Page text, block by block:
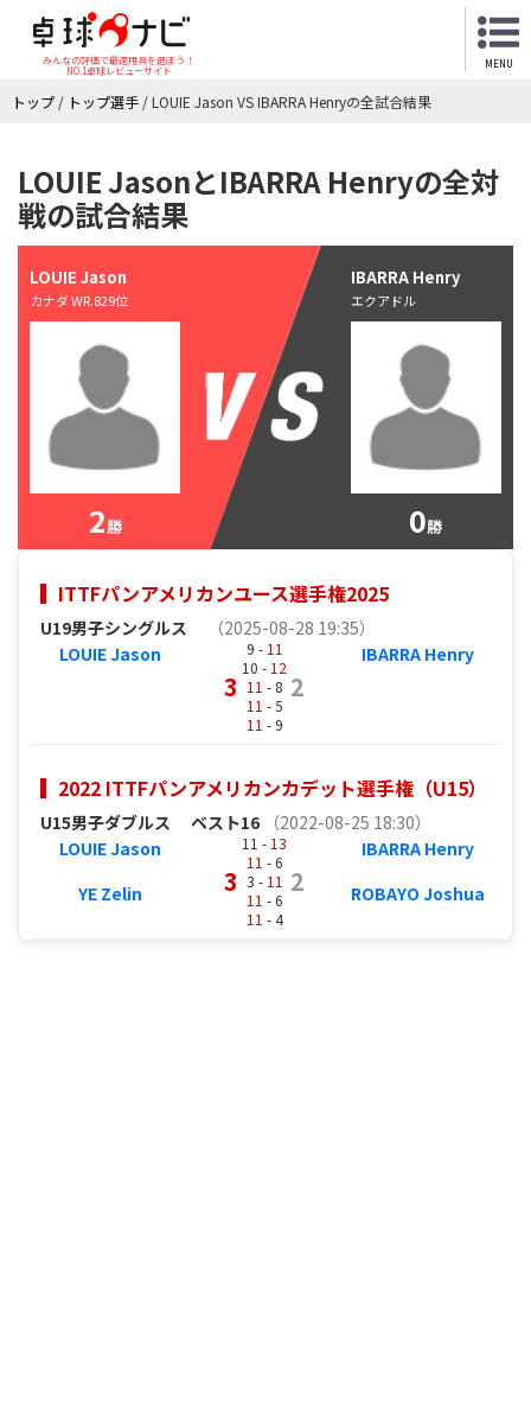
みんなの評価で最適用具を選ぼう！
NO.1卓球レビューサイト
MENU
トップ / トップ選手 /LOUIE Jason VS IBARRA Henryの全試合結果
LOUIE JasonとIBARRA Henryの全対
戦の試合結果
LOUIE Jason
カナダ WR.829位
2勝
IBARRA Henry
エクアドル
0勝
ITTFパンアメリカンユース選手権2025
U19男子シングルス
（2025-08-28 19:35）
LOUIE Jason
3
9 - 11
10 - 12
11 - 8
11 - 5
11 - 9
2
IBARRA Henry
2022 ITTFパンアメリカンカデット選手権（U15）
U15男子ダブルス ベスト16
（2022-08-25 18:30）
LOUIE Jason
YE Zelin
3
11 - 13
11 - 6
3 - 11
11 - 6
11 - 4
2
IBARRA Henry
ROBAYO Joshua